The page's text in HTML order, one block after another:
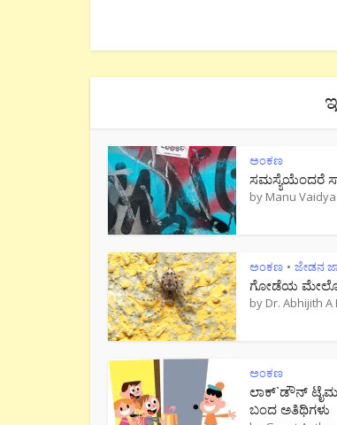
ಅಂಕಣ
ಸಮಸ್ಯೆಯೆಂದರೆ
by Manu Vaidya
ಅಂಕಣ • ಜೇಡನ
ಗೋಡೆಯ
by Dr. Abhijith A
ಅಂಕಣ
ಲಾಕ್`ಡೌನ್
ಬಂದ ಅತಿಥಿಗಳು